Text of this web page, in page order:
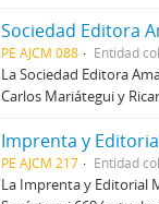
Sociedad Editora
PE AJCM 088 Entidad
La Sociedad Editora
Carlos Mariátegui y
Imprenta y
PE AJCM 217 Entidad
La Imprenta y Editorial